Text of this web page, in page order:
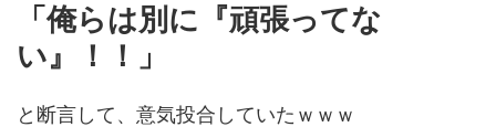
「俺らは別に『頑張ってな
い』！！」
と断言して、意気投合していたｗｗｗ